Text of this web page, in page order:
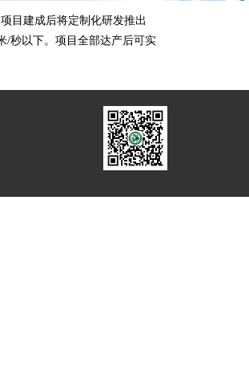
目建成后将定制化研发推出
/秒以下。项目全部达产后可实